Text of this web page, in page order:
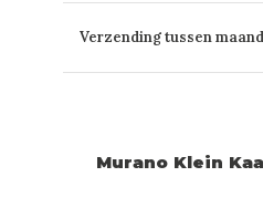
Verzending tussen
Murano Klein